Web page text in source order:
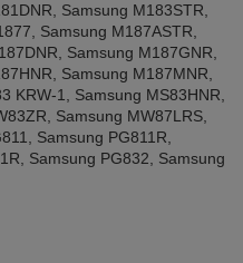
Samsung M183STR,
Samsung M187ASTR,
Samsung M187GNR,
Samsung M187MNR,
KRW-1, Samsung MS83HNR,
Samsung MW87LRS,
Samsung PG811R,
Samsung PG832, Samsung